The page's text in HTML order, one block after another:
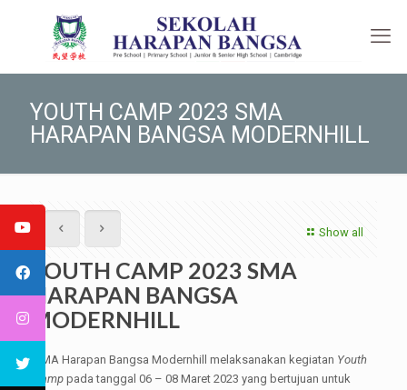
YOUTH CAMP 2023 SMA
HARAPAN BANGSA MODERNHILL
Show all
YOUTH CAMP 2023 SMA
HARAPAN BANGSA
MODERNHILL
SMA Harapan Bangsa Modernhill melaksanakan kegiatan Youth
Camppada tanggal 06 – 08 Maret 2023 yang bertujuan untuk